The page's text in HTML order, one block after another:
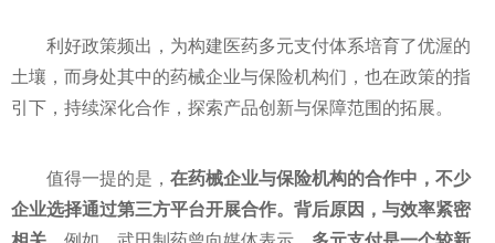
利好政策频出，为构建医药多元支付体系培育了优渥的
土壤，而身处其中的药械企业与保险机构们，也在政策的指
引下，持续深化合作，探索产品创新与保障范围的拓展。
值得一提的是， 在药械企业与保险机构的合作中，不少
企业选择通过第三方平台开展合作。背后原因，与效率紧密